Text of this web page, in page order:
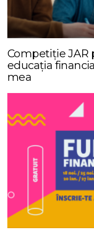
Competiție JAR
educația
mea